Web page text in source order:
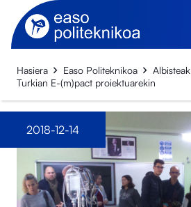
Hasiera Easo Politeknikoa
Albisteak
Turkian E-(m)pact proiektuarekin
2018-12-14